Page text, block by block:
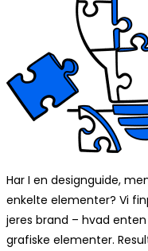
Har I en designguide,
enkelte elementer? Vi
jeres brand – hvad
grafiske elementer.